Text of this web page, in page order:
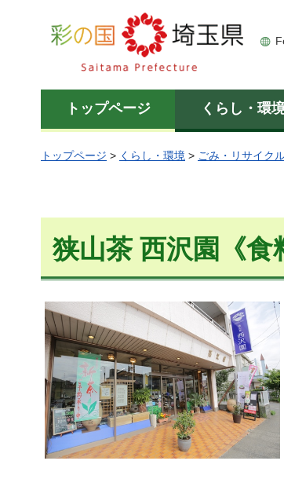
彩の国 埼玉県
トップページ くらし・環
トップページ > くらし・環境 > ごみ・リサイク
狭山茶 西沢園《食